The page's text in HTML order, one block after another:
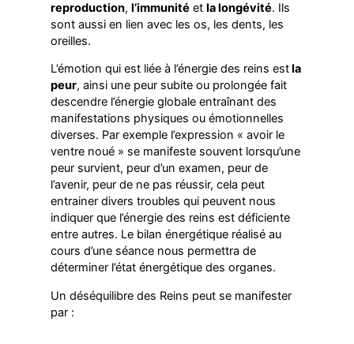
reproduction,l’immunité etla longévité. Ils
sont aussi en lien avec les os, les dents, les
oreilles.
L’émotion qui est liée à l’énergie des reins estla
peur, ainsi une peur subite ou prolongée fait
descendre l’énergie globale entraînant des
manifestations physiques ou émotionnelles
diverses. Par exemple l’expression « avoir le
ventre noué » se manifeste souvent lorsqu’une
peur survient, peur d’un examen, peur de
l’avenir, peur de ne pas réussir, cela peut
entrainer divers troubles qui peuvent nous
indiquer que l’énergie des reins est déficiente
entre autres. Le bilan énergétique réalisé au
cours d’une séance nous permettra de
déterminer l’état énergétique des organes.
Un déséquilibre des Reins peut se manifester
par :